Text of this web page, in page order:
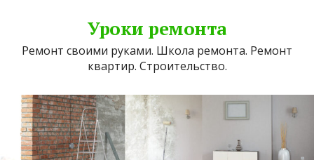
Уроки ремонта
Ремонт своими руками. Школа ремонта. Ремонт
квартир. Строительство.